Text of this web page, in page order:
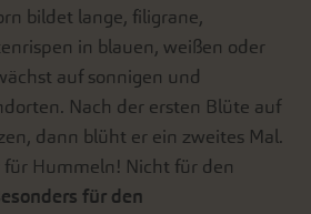
bildet lange, filigrane,
in blauen, weißen oder
auf sonnigen und
Nach der ersten Blüte auf
dann blüht er ein zweites Mal.
Hummeln! Nicht für den
für den